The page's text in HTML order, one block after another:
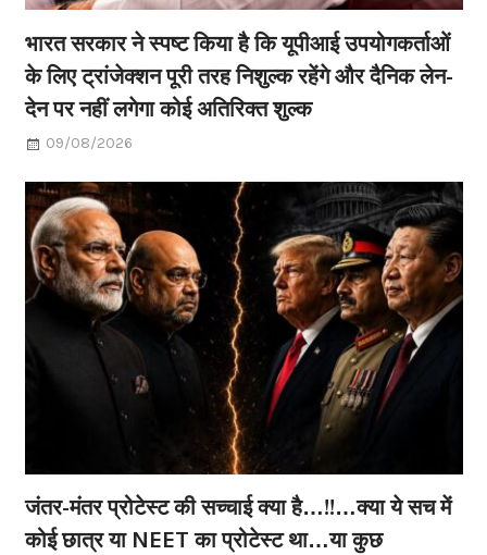
भारत सरकार ने स्पष्ट किया है कि यूपीआई उपयोगकर्ताओं
के लिए ट्रांजेक्शन पूरी तरह निशुल्क रहेंगे और दैनिक लेन-
देन पर नहीं लगेगा कोई अतिरिक्त शुल्क
09/08/2026
जंतर-मंतर प्रोटेस्ट की सच्चाई क्या है…!!…क्या ये सच में
कोई छात्र या NEET का प्रोटेस्ट था…या कुछ